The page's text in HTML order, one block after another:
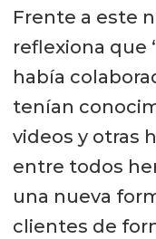
Frente a este
reflexiona que
había
tenían
videos y otras
entre todos
una nueva
clientes de